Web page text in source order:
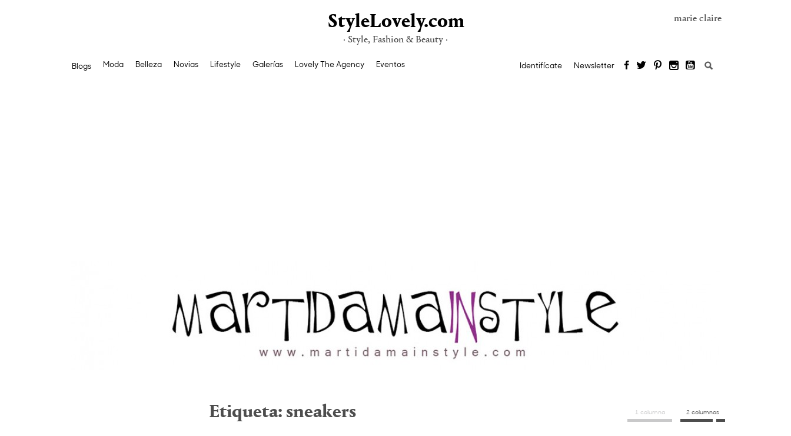
StyleLovely.com
· Style, Fashion & Beauty ·
marie claire
Blogs Moda Belleza Novias Lifestyle Galerías Lovely The Agency Eventos Identifícate Newsletter Buscar:
Etiqueta: sneakers 1 columna 2 columnas